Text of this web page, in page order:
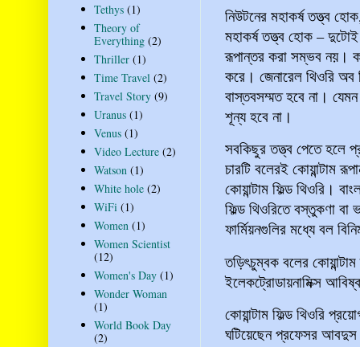
নিউটনের মহাকর্ষ তত্ত্ব
মহাকর্ষ তত্ত্ব হোক –
রূপান্তর করা সম্ভব নয়।
করে। জেনারেল থিওরি অব
বাস্তবসম্মত হবে না।
শূন্য হবে না।
সবকিছুর তত্ত্ব পেতে হলে
চারটি বলেরই কোয়ান্টাম
কোয়ান্টাম ফিল্ড থিওরি।
ফিল্ড থিওরিতে বস্তুকণা
ফার্মিয়নগুলির মধ্যে বল
তড়িৎচুম্বক বলের
ইলেকট্রোডায়নামিক্স
কোয়ান্টাম ফিল্ড থিওরি
ঘটিয়েছেন প্রফেসর আবদুস
Tethys (1)
Theory of
Everything (2)
Thriller (1)
Time Travel (2)
Travel Story (9)
Uranus (1)
Venus (1)
Video Lecture (2)
Watson (1)
White hole (2)
WiFi (1)
Women (1)
Women Scientist
(12)
Women's Day (1)
Wonder Woman
(1)
World Book Day
(2)